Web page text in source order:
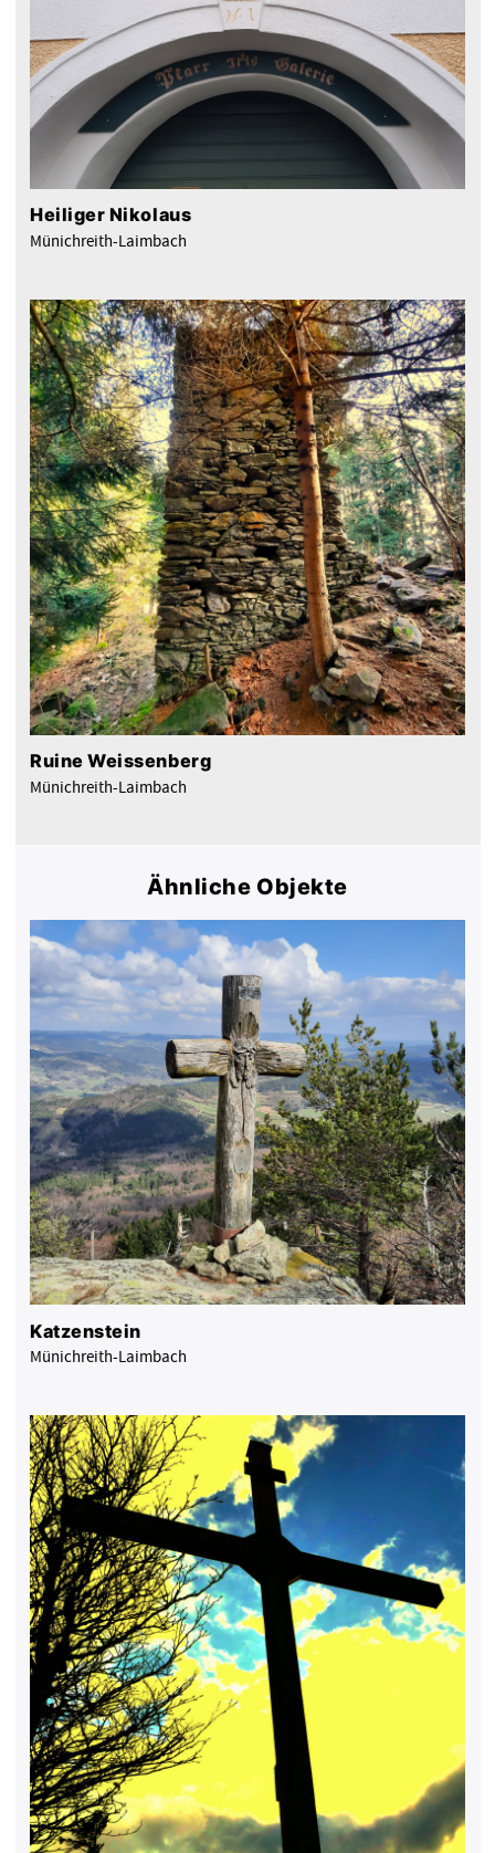
Heiliger Nikolaus
Münichreith-Laimbach
Ruine Weissenberg
Münichreith-Laimbach
Ähnliche Objekte
Katzenstein
Münichreith-Laimbach